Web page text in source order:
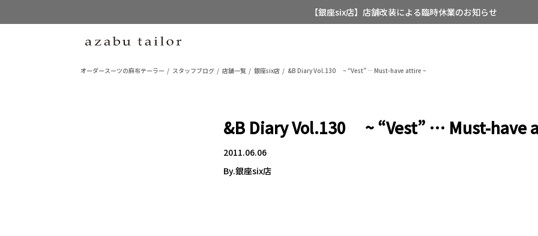
【銀座six店】店舗改装による臨時休業のお知らせ
オーダースーツの麻布テーラー スタッフブログ 店舗一覧 銀座six店 &B Diary Vol.130 ~ “Vest” … Must-have attire ~
&B Diary Vol.130 ~ “Vest” … Must-have
2011.06.06
By.銀座six店